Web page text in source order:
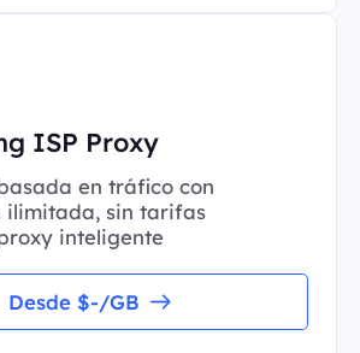
ISP Proxy
en tráfico con
ilimitada, sin tarifas
inteligente
Desde $-/GB